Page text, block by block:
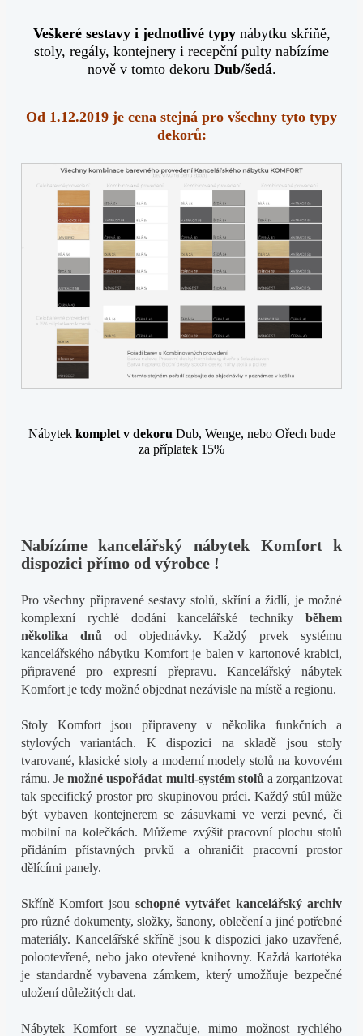
Veškeré sestavy i jednotlivé typynábytku skříňě,
stoly, regály, kontejnery i recepční pulty nabízíme
nově v tomto dekoru Dub/šedá.
Od 1.12.2019 je cena stejná pro všechny tyto typy
dekorů:
Nábytek komplet v dekoru Dub, Wenge, nebo Ořech bude
za příplatek 15%
Nabízíme kancelářský nábytek Komfort k
dispozici přímo od výrobce !
Pro všechny připravené sestavy stolů, skříní a židlí, je možné
komplexní rychlé dodání kancelářské technikyběhem
několika dnů od objednávky. Každý prvek systému
kancelářského nábytku Komfort je balen v kartonové krabici,
připravené pro expresní přepravu. Kancelářský nábytek
Komfort je tedy možné objednat nezávisle na místě a regionu.
Stoly Komfort jsou připraveny v několika funkčních a
stylových variantách. K dispozici na skladě jsou stoly
tvarované, klasické stoly a moderní modely stolů na kovovém
rámu. Jemožné uspořádat multi-systém stolů a zorganizovat
tak specifický prostor pro skupinovou práci. Každý stůl může
být vybaven kontejnerem se zásuvkami ve verzi pevné, či
mobilní na kolečkách. Můžeme zvýšit pracovní plochu stolů
přidáním přístavných prvků a ohraničit pracovní prostor
dělícími panely.
Skříně Komfort jsou schopné vytvářet kancelářský archiv
pro různé dokumenty, složky, šanony, oblečení a jiné potřebné
materiály. Kancelářské skříně jsou k dispozici jako uzavřené,
polootevřené, nebo jako otevřené knihovny. Každá kartotéka
je standardně vybavena zámkem, který umožňuje bezpečné
uložení důležitých dat.
Nábytek Komfort se vyznačuje, mimo možnost rychlého